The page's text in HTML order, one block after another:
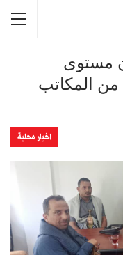
مستوى
من المكاتب
اخبار محلية